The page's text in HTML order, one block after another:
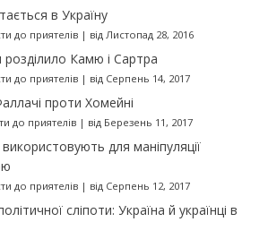
в Україну
до приятелів| від Листопад 28, 2016
Камю і Сартра
до приятелів| від Серпень 14, 2017
проти Хомейні
до приятелів| від Березень 11, 2017
для маніпуляції
до приятелів| від Серпень 12, 2017
сліпоти: Україна й українці в